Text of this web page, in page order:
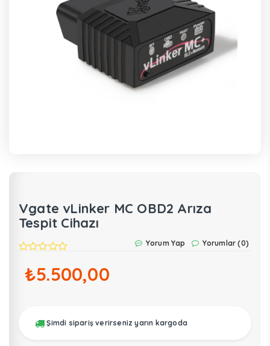
Vgate vLinker MC OBD2 Arıza
Tespit Cihazı
Yorum Yap Yorumlar (0)
₺5.500,00
Şimdi sipariş verirseniz yarın kargoda